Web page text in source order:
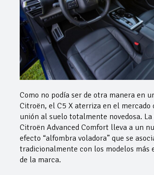
Como no podía ser de otra manera en
Citroën, el C5 X aterriza en el mercado
unión al suelo totalmente novedosa. La
Citroën Advanced Comfort lleva a un
efecto “alfombra voladora” que se
tradicionalmente con los modelos más
de la marca.